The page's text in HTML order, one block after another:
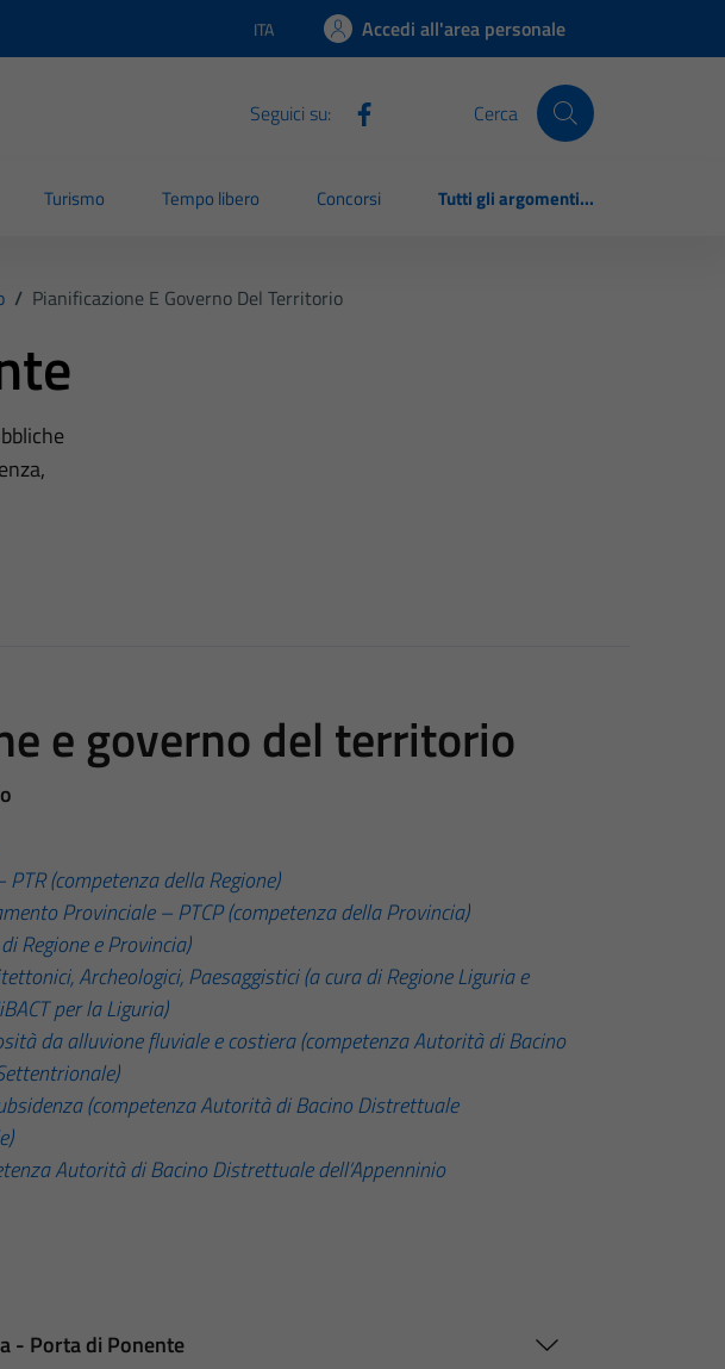
Lingua attiva:
ITA Accedi all'area personale
Seguici su: Cerca
Turismo Tempo libero Concorsi Tutti gli argomenti...
/ Pianificazione E Governo Del Territorio
e governo del territorio
(competenza della Regione)
Provinciale – PTCP (competenza della Provincia)
Regione e Provincia)
Archeologici, Paesaggistici (a cura di Regione Liguria e
per la Liguria)
da alluvione fluviale e costiera (competenza Autorità di Bacino
(competenza Autorità di Bacino Distrettuale
Autorità di Bacino Distrettuale dell’Appenninio
- Porta di Ponente